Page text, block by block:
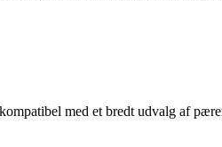
med et bredt udvalg af